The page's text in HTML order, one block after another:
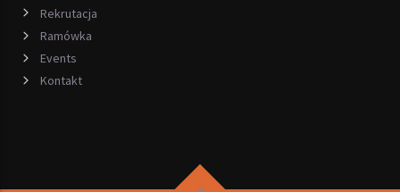
Rekrutacja
Ramówka
Events
Kontakt